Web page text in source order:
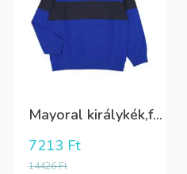
Mayoral királykék,fehér galléros hosszú ujjú póló Tini fiúknak
14426Ft
7213 Ft